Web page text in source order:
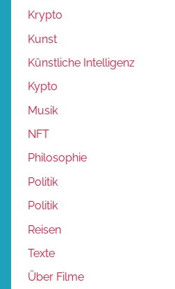
Krypto
Kunst
Künstliche Intelligenz
Kypto
Musik
NFT
Philosophie
Politik
Politik
Reisen
Texte
Über Filme